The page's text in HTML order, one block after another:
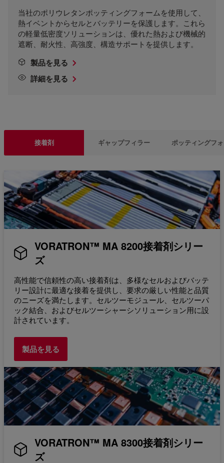
当社のポリウレタンポッティングフォームを使用して、
熱イベントからセルとバッテリーを保護します。これら
の軽量低密度ソリューションは、優れた熱および機械的
遮断、耐火性、高強度、構造サポートを提供します。
製品を見る
詳細を見る
接着剤 ギャップフィラー ポッティングフ
VORATRON™ MA 8200接着剤シリー
ズ
高性能で信頼性の高い接着剤は、多様なセルおよびバッテ
リー設計に最適な接着を提供し、要求の厳しい性能と品質
のニーズを満たします。セルツーモジュール、セルツーパ
ック結合、およびセルツーシャーシソリューション用に設
計されています。
製品を見る
VORATRON™ MA 8300接着剤シリー
ズ